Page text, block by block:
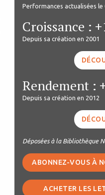
Performances actualisées
Croissance :
Depuis sa création en 2001
Rendement :
Depuis sa création en 2012
Déposées à la Bibliothèque
ABONNEZ-VOUS À
ACHETER LES